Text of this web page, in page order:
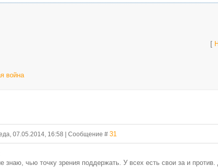
[
война
07.05.2014, 16:58 | Сообщение # 31
знаю, чью точку зрения поддержать. У всех есть свои за и